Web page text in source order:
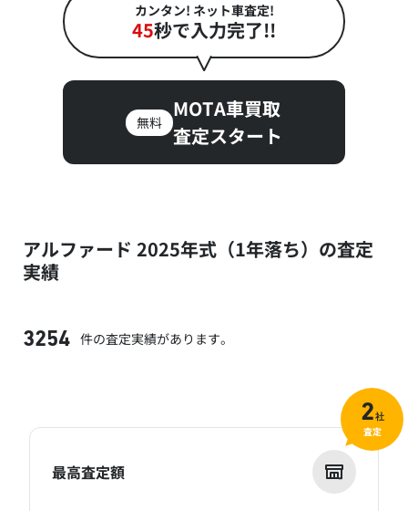
カンタン! ネット車査定!
45秒で入力完了!!
無料
MOTA車買取
査定スタート
アルファード 2025年式（1年落ち）の査定
実績
3254 件の査定実績があります。
最高査定額
2社
査定